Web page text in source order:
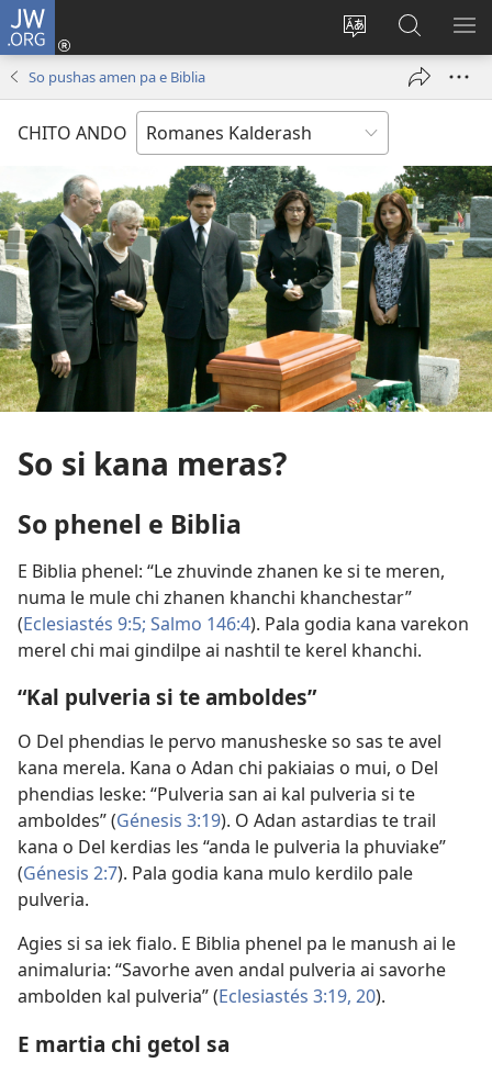
JW.ORG
Cambiar
del sitio
De
andre
nueva
So
rodian
ande
So pushas amen pa e Biblia
CHITO ANDO
So si kana meras?
So phenel e Biblia
E Biblia phenel: “Le zhuvinde zhanen ke si te meren,
numa le mule chi zhanen khanchi khanchestar”
(Eclesiastés 9:5; Salmo 146:4). Pala godia kana varekon
merel chi mai gindilpe ai nashtil te kerel khanchi.
“Kal pulveria si te amboldes”
O Del phendias le pervo manusheske so sas te avel
kana merela. Kana o Adan chi pakiaias o mui, o Del
phendias leske: “Pulveria san ai kal pulveria si te
amboldes” (Génesis 3:19). O Adan astardias te trail
kana o Del kerdias les “anda le pulveria la phuviake”
(Génesis 2:7). Pala godia kana mulo kerdilo pale
pulveria.
Agies si sa iek fialo. E Biblia phenel pa le manush ai le
animaluria: “Savorhe aven andal pulveria ai savorhe
ambolden kal pulveria” (Eclesiastés 3:19, 20).
E martia chi getol sa